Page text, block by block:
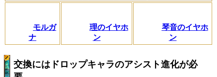
モルガ
ナ
理のイヤホ
ン
琴音のイヤホ
ン
交換にはドロップキャラのアシスト進化が必